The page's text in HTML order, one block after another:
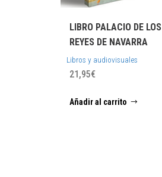
LIBRO PALACIO DE LOS
REYES DE NAVARRA
Libros y audiovisuales
21,95€
Añadir al carrito